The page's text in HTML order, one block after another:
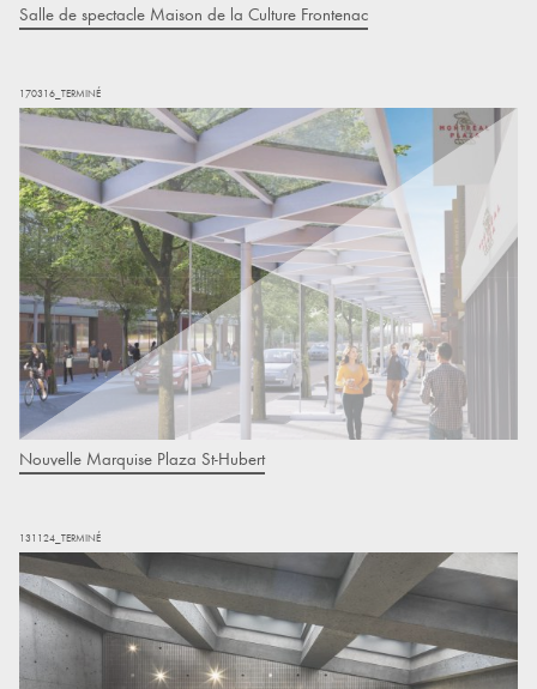
Salle de spectacle Maison de la Culture Frontenac
170316_TERMINÉ
Nouvelle Marquise Plaza St-Hubert
131124_TERMINÉ